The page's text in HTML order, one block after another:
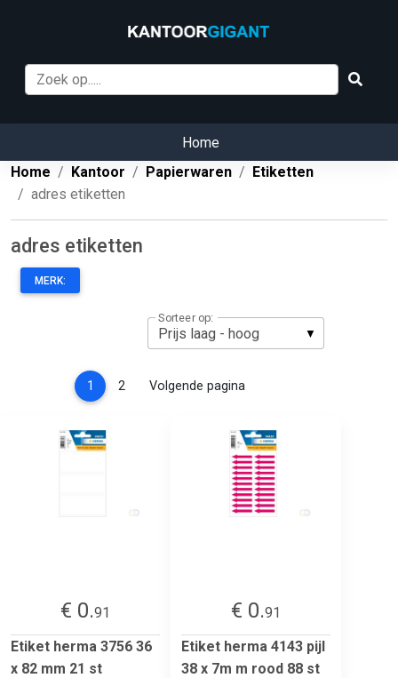
Home
Home
Kantoor Papierwaren
Etiketten
adres etiketten
adres etiketten
MERK:
Sorteer op:
1 (current)
2 Volgende pagina
€ 0.91
Etiket herma 3756 36
x 82 mm 21 st
€ 0.91
Etiket herma 4143 pijl
38 x 7m m rood 88 st